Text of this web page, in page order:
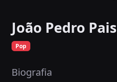
João Pedro Pais
Pop
Biografia